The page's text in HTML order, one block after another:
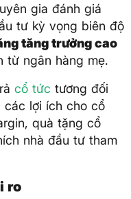
gia đánh giá
tư kỳ vọng biên độ
tăng trưởng cao
từ ngân hàng mẹ.
cổ tức tương đối
các lợi ích cho cổ
quà tặng cổ
nhà đầu tư tham
ro